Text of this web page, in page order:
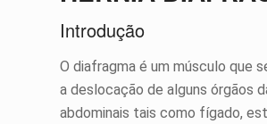
Introdução
O diafragma é um músculo que
a deslocação de alguns órgãos
abdominais tais como fígado,